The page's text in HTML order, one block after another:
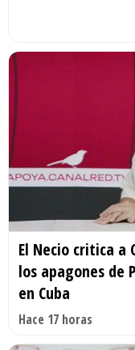
El Necio critica a
los apagones de
en Cuba
Hace 17 horas